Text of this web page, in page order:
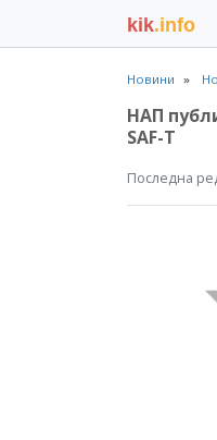
kik.info
Новини
НАП
SAF-T
Последна